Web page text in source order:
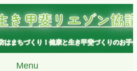
き甲斐リエゾン協
はまちづくり！健康と生き甲斐づくりのお手
Menu